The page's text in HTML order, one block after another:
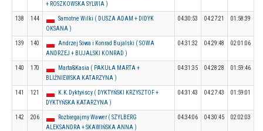
+ ROSZKOWSKA SYLWIA )
138 144
Samotne Wilki ( DUSZA ADAM + DIDYK
OKSANA )
04:30:53 04:27:21 01:58:39
139 140
Andrzej Sowa i Konrad Bujalski ( SOWA
ANDRZEJ + BUJALSKI KONRAD )
04:31:32 04:29:48 02:01:06
140 170
Marta&Kasia ( PAKUŁA MARTA +
BLIŹNIEWSKA KATARZYNA )
04:31:35 04:28:28 01:59:46
141 121
K.K.Dyktyńscy ( DYKTYŃSKI KRZYSZTOF +
DYKTYŃSKA KATARZYNA )
04:31:43 04:27:43 01:59:01
142 206
Rozbiegajmy Wawer ( SZYLBERG
ALEKSANDRA + SKAWIŃSKA ANNA )
04:34:06 04:30:45 02:02:03